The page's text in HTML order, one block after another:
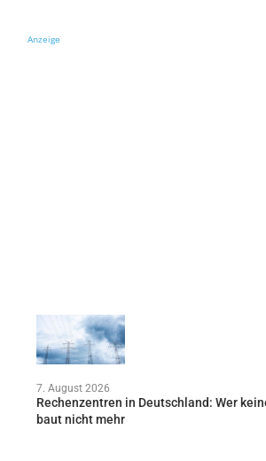
Anzeige
7. August 2026
Rechenzentren in Deutschland: Wer
baut nicht mehr